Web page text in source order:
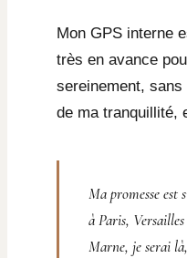
Mon GPS interne
très en avance
sereinement, sans
de ma tranquillité,
Ma promesse est
à Paris,
Marne, je serai